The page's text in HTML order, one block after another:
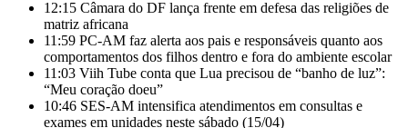
12:15 Câmara do DF lança frente em defesa das religiões de
matriz africana
11:59 PC-AM faz alerta aos pais e responsáveis quanto aos
comportamentos dos filhos dentro e fora do ambiente escolar
11:03 Viih Tube conta que Lua precisou de “banho de luz”:
“Meu coração doeu”
10:46 SES-AM intensifica atendimentos em consultas e
exames em unidades neste sábado (15/04)